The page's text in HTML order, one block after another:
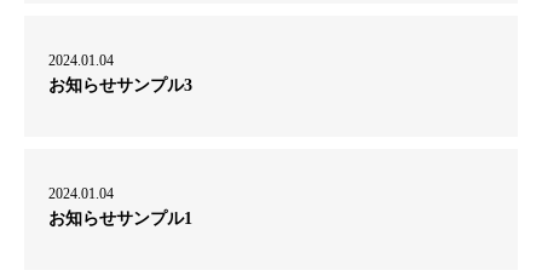
2024.01.04
お知らせサンプル3
2024.01.04
お知らせサンプル1